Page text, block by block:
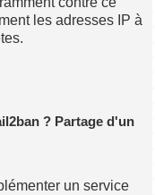
les adresses IP à
? Partage d'un
un service